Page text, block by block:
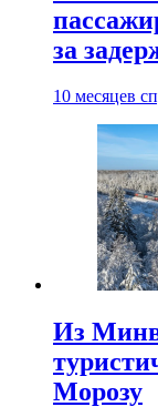
за
10 месяцев
Из
Морозу